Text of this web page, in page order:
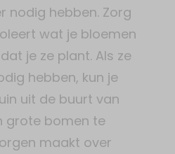
nodig hebben. Zorg
wat je bloemen
je ze plant. Als ze
hebben, kun je
uit de buurt van
grote bomen te
maakt over